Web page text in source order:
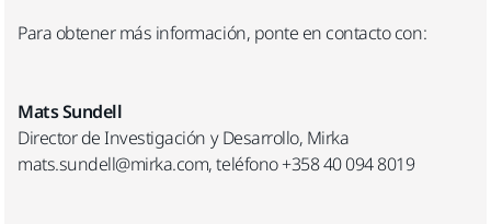
Para obtener más información, ponte en contacto con:
Mats Sundell
Director de Investigación y Desarrollo, Mirka
mats.sundell@mirka.com, teléfono +358 40 094 8019